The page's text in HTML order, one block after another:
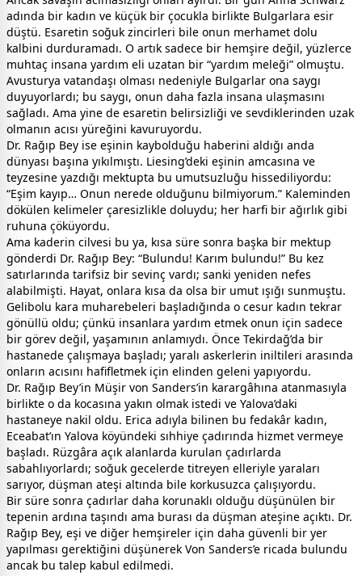
adında bir kadın ve küçük bir çocukla birlikte Bulgarlara esir
düştü. Esaretin soğuk zincirleri bile onun merhamet dolu
kalbini durduramadı. O artık sadece bir hemşire değil, yüzlerce
muhtaç insana yardım eli uzatan bir “yardım meleği” olmuştu.
Avusturya vatandaşı olması nedeniyle Bulgarlar ona saygı
duyuyorlardı; bu saygı, onun daha fazla insana ulaşmasını
sağladı. Ama yine de esaretin belirsizliği ve sevdiklerinden uzak
olmanın acısı yüreğini kavuruyordu.
Dr. Rağıp Bey ise eşinin kaybolduğu haberini aldığı anda
dünyası başına yıkılmıştı. Liesing’deki eşinin amcasına ve
teyzesine yazdığı mektupta bu umutsuzluğu hissediliyordu:
“Eşim kayıp… Onun nerede olduğunu bilmiyorum.” Kaleminden
dökülen kelimeler çaresizlikle doluydu; her harfi bir ağırlık gibi
ruhuna çöküyordu.
Ama kaderin cilvesi bu ya, kısa süre sonra başka bir mektup
gönderdi Dr. Rağıp Bey: “Bulundu! Karım bulundu!” Bu kez
satırlarında tarifsiz bir sevinç vardı; sanki yeniden nefes
alabilmişti. Hayat, onlara kısa da olsa bir umut ışığı sunmuştu.
Gelibolu kara muharebeleri başladığında o cesur kadın tekrar
gönüllü oldu; çünkü insanlara yardım etmek onun için sadece
bir görev değil, yaşamının anlamıydı. Önce Tekirdağ’da bir
hastanede çalışmaya başladı; yaralı askerlerin iniltileri arasında
onların acısını hafifletmek için elinden geleni yapıyordu.
Dr. Rağıp Bey’in Müşir von Sanders’in karargâhına atanmasıyla
birlikte o da kocasına yakın olmak istedi ve Yalova’daki
hastaneye nakil oldu. Erica adıyla bilinen bu fedakâr kadın,
Eceabat’ın Yalova köyündeki sıhhiye çadırında hizmet vermeye
başladı. Rüzgâra açık alanlarda kurulan çadırlarda
sabahlıyorlardı; soğuk gecelerde titreyen elleriyle yaraları
sarıyor, düşman ateşi altında bile korkusuzca çalışıyordu.
Bir süre sonra çadırlar daha korunaklı olduğu düşünülen bir
tepenin ardına taşındı ama burası da düşman ateşine açıktı. Dr.
Rağıp Bey, eşi ve diğer hemşireler için daha güvenli bir yer
yapılması gerektiğini düşünerek Von Sanders’e ricada bulundu
ancak bu talep kabul edilmedi.